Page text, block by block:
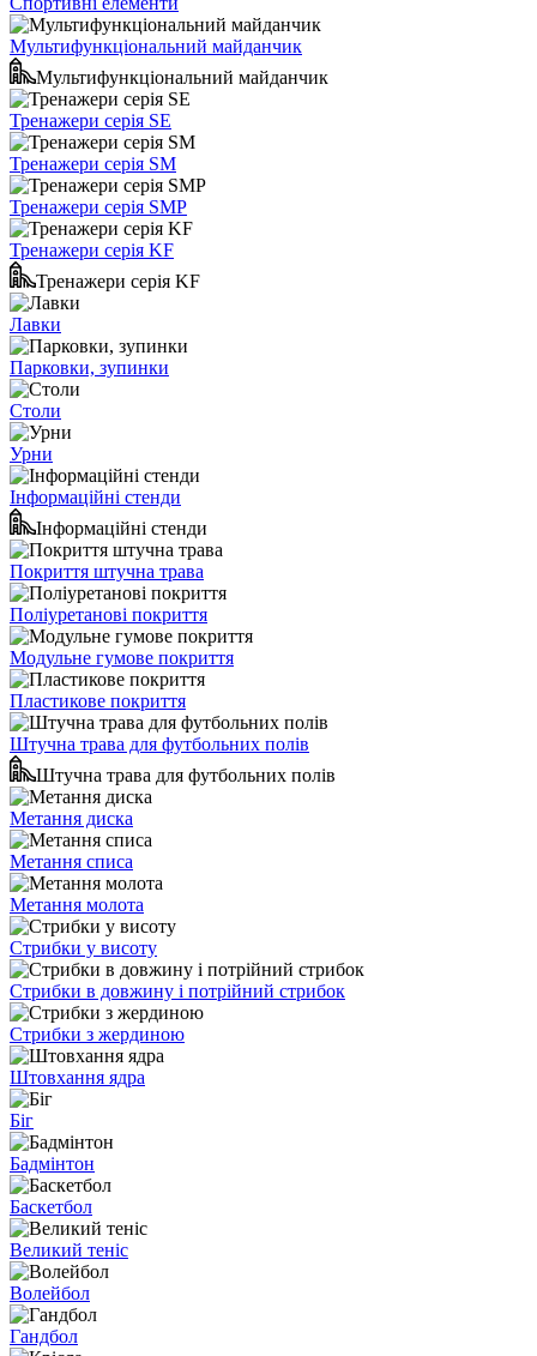
Мультифункціональний майданчик
Мультифункціональний майданчик
Тренажери серія SE
Тренажери серія SM
Тренажери серія SMP
Тренажери серія KF
Тренажери серія KF
Лавки
Парковки, зупинки
Столи
Урни
Інформаційні стенди
Інформаційні стенди
Покриття штучна трава
Поліуретанові покриття
Модульне гумове покриття
Пластикове покриття
Штучна трава для футбольних полів
Штучна трава для футбольних полів
Метання диска
Метання списа
Метання молота
Стрибки у висоту
Стрибки в довжину і потрійний стрибок
Стрибки з жердиною
Штовхання ядра
Біг
Бадмінтон
Баскетбол
Великий теніс
Волейбол
Гандбол